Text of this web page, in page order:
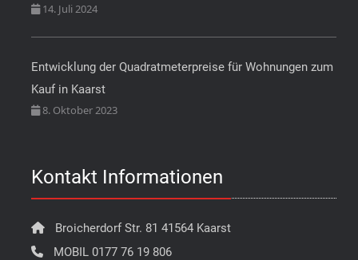
14. Juli 2024
Entwicklung der Quadratmeterpreise für Wohnungen zum
Kauf in Kaarst
8. Oktober 2023
Kontakt Informationen
Broicherdorf Str. 81 41564 Kaarst
MOBIL 0177 76 19 806